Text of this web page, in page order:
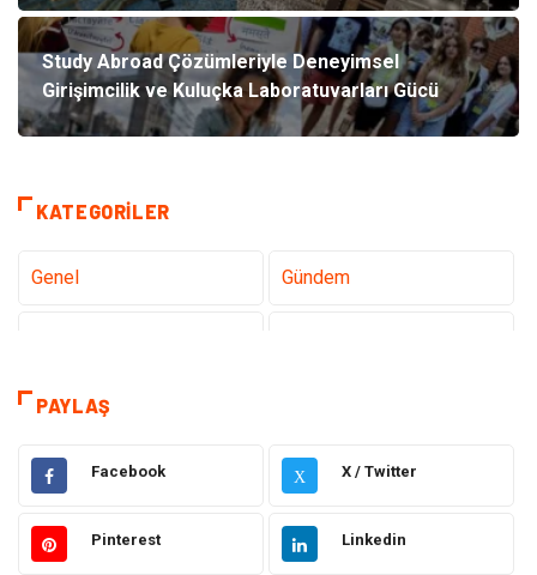
Study Abroad Çözümleriyle Deneyimsel
Girişimcilik ve Kuluçka Laboratuvarları Gücü
KATEGORILER
Genel Gündem
Tanıtıcı Reklam
Gıda Elektrik Elektronik
Eğitim & Kariyer Hukuk
PAYLAŞ
Facebook X X / Twitter
Pinterest Linkedin